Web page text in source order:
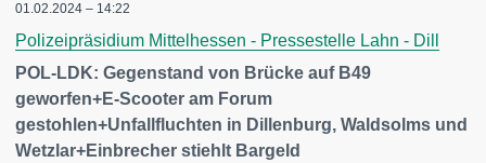
01.02.2024 – 14:22
Polizeipräsidium Mittelhessen - Pressestelle Lahn - Dill
POL-LDK: Gegenstand von Brücke auf B49
geworfen+E-Scooter am Forum
gestohlen+Unfallfluchten in Dillenburg, Waldsolms und
Wetzlar+Einbrecher stiehlt Bargeld